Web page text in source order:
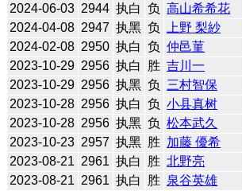
2024-06-03 2944 执白 负 高山希希花
2024-04-08 2947 执黑 负 上野 梨紗
2024-02-08 2950 执白 负 仲邑菫
2023-10-29 2956 执白 胜 吉川一
2023-10-29 2956 执黑 负 三村智保
2023-10-28 2956 执白 负 小县真树
2023-10-28 2956 执黑 负 松本武久
2023-10-23 2957 执黑 胜 加藤 優希
2023-08-21 2961 执白 胜 北野亮
2023-08-21 2961 执白 胜 泉谷英雄